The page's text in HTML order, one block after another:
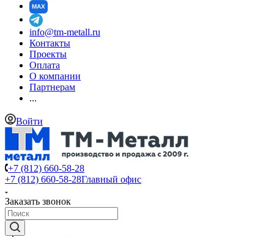
MAX
info@tm-metall.ru
Контакты
Проекты
Оплата
О компании
Партнерам
...
Войти
+7 (812) 660-58-28
+7 (812) 660-58-28Главный офис
Заказать звонок